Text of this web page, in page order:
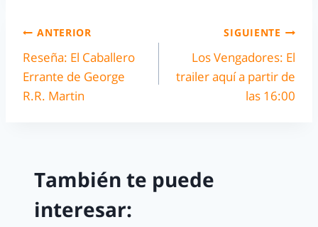
ANTERIOR
Reseña: El Caballero
Errante de George
R.R. Martin
SIGUIENTE
Los Vengadores: El
trailer aquí a partir de
las 16:00
También te puede
interesar: